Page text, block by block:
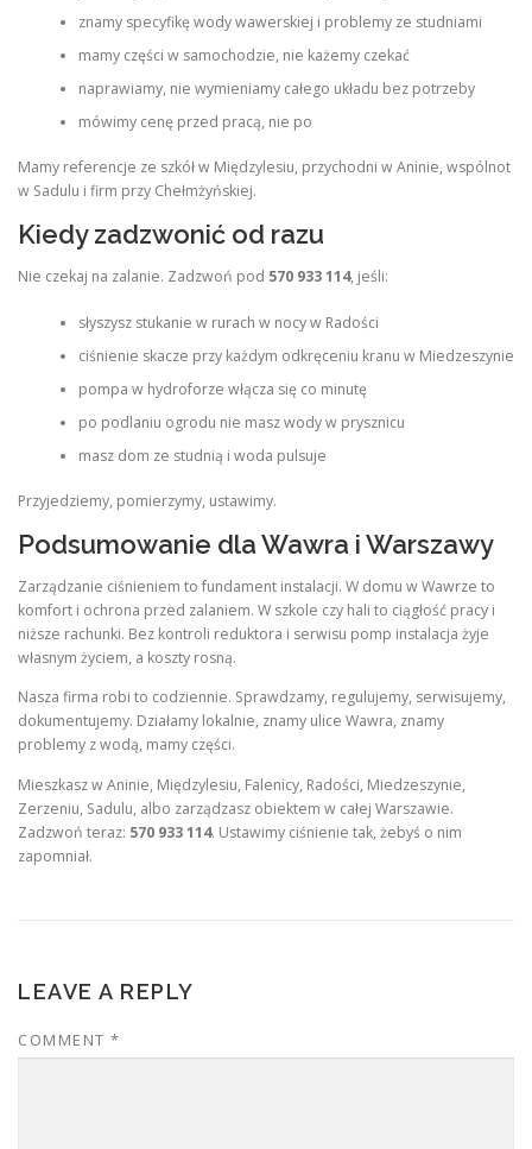
znamy specyfikę wody wawerskiej i problemy ze studniami
mamy części w samochodzie, nie każemy czekać
naprawiamy, nie wymieniamy całego układu bez potrzeby
mówimy cenę przed pracą, nie po
Mamy referencje ze szkół w Międzylesiu, przychodni w Aninie, wspólnot
w Sadulu i firm przy Chełmżyńskiej.
Kiedy zadzwonić od razu
Nie czekaj na zalanie. Zadzwoń pod 570 933 114, jeśli:
słyszysz stukanie w rurach w nocy w Radości
ciśnienie skacze przy każdym odkręceniu kranu w Miedzeszynie
pompa w hydroforze włącza się co minutę
po podlaniu ogrodu nie masz wody w prysznicu
masz dom ze studnią i woda pulsuje
Przyjedziemy, pomierzymy, ustawimy.
Podsumowanie dla Wawra i Warszawy
Zarządzanie ciśnieniem to fundament instalacji. W domu w Wawrze to
komfort i ochrona przed zalaniem. W szkole czy hali to ciągłość pracy i
niższe rachunki. Bez kontroli reduktora i serwisu pomp instalacja żyje
własnym życiem, a koszty rosną.
Nasza firma robi to codziennie. Sprawdzamy, regulujemy, serwisujemy,
dokumentujemy. Działamy lokalnie, znamy ulice Wawra, znamy
problemy z wodą, mamy części.
Mieszkasz w Aninie, Międzylesiu, Falenicy, Radości, Miedzeszynie,
Zerzeniu, Sadulu, albo zarządzasz obiektem w całej Warszawie.
Zadzwoń teraz: 570 933 114. Ustawimy ciśnienie tak, żebyś o nim
zapomniał.
LEAVE A REPLY
COMMENT *